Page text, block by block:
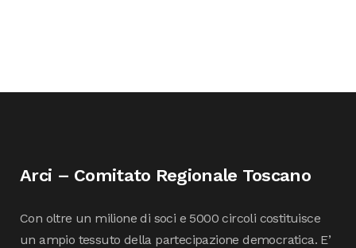
Arci – Comitato Regionale Toscano
Con oltre un milione di soci e 5000 circoli costituisce
un ampio tessuto della partecipazione democratica. E’